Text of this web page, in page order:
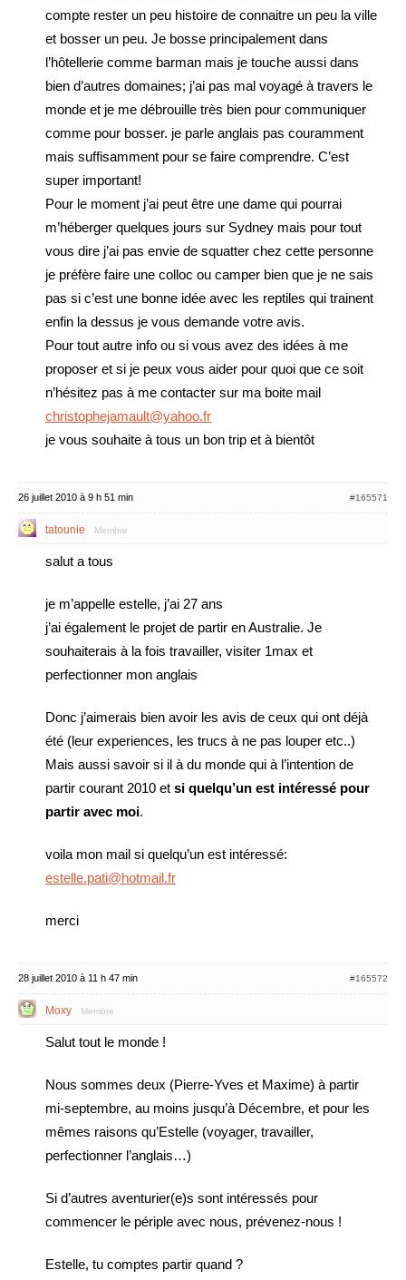
compte rester un peu histoire de connaitre un peu la ville
et bosser un peu. Je bosse principalement dans
l’hôtellerie comme barman mais je touche aussi dans
bien d’autres domaines; j’ai pas mal voyagé à travers le
monde et je me débrouille très bien pour communiquer
comme pour bosser. je parle anglais pas couramment
mais suffisamment pour se faire comprendre. C’est
super important!
Pour le moment j’ai peut être une dame qui pourrai
m’héberger quelques jours sur Sydney mais pour tout
vous dire j’ai pas envie de squatter chez cette personne
je préfère faire une colloc ou camper bien que je ne sais
pas si c’est une bonne idée avec les reptiles qui trainent
enfin la dessus je vous demande votre avis.
Pour tout autre info ou si vous avez des idées à me
proposer et si je peux vous aider pour quoi que ce soit
n’hésitez pas à me contacter sur ma boite mail
christophejamault@yahoo.fr
je vous souhaite à tous un bon trip et à bientôt
26 juillet 2010 à 9 h 51 min #165571
tatounie Membre
salut a tous
je m’appelle estelle, j’ai 27 ans
j’ai également le projet de partir en Australie. Je
souhaiterais à la fois travailler, visiter 1max et
perfectionner mon anglais
Donc j’aimerais bien avoir les avis de ceux qui ont déjà
été (leur experiences, les trucs à ne pas louper etc..)
Mais aussi savoir si il à du monde qui à l’intention de
partir courant 2010 et si quelqu’un est intéressé pour
partir avec moi.
voila mon mail si quelqu’un est intéressé:
estelle.pati@hotmail.fr
merci
28 juillet 2010 à 11 h 47 min #165572
Moxy Membre
Salut tout le monde !
Nous sommes deux (Pierre-Yves et Maxime) à partir
mi-septembre, au moins jusqu’à Décembre, et pour les
mêmes raisons qu’Estelle (voyager, travailler,
perfectionner l’anglais…)
Si d’autres aventurier(e)s sont intéressés pour
commencer le périple avec nous, prévenez-nous !
Estelle, tu comptes partir quand ?